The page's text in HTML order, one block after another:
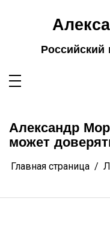
Российский
Александр
может
Главная страница